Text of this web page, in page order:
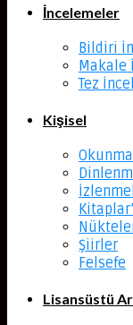
İncelemeler
Bildiri
Makale
Tez
Kişisel
Şiirler
Felsefe
Lisansüstü